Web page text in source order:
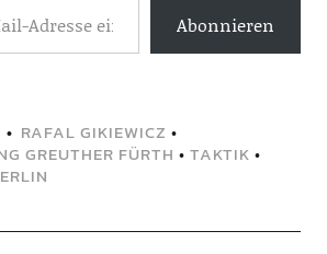
Abonnieren
RAFAL GIKIEWICZ •
GREUTHER FÜRTH • TAKTIK •